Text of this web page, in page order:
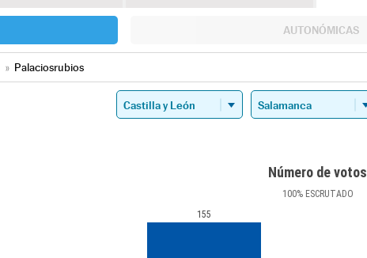
AUTONÓMICAS
» Palaciosrubios
Número de votos
100%ESCRUTADO
155